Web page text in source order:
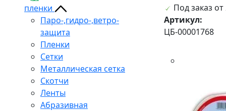
пленки
Паро-,гидро-,ветро-
защита
Пленки
Сетки
Металлическая сетка
Скотчи
Ленты
Абразивная
Под заказ от
Артикул:
ЦБ-00001768